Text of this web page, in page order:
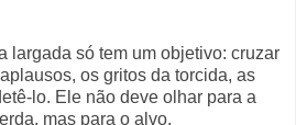
largada só tem um objetivo: cruzar
os gritos da torcida, as
lo. Ele não deve olhar para a
mas para o alvo.